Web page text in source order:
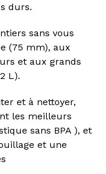
durs.
sans vous
(75 mm), aux
et aux grands
L).
et à nettoyer,
les meilleurs
sans BPA ), et
et une